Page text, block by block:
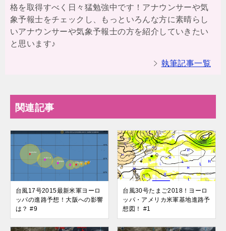
格を取得すべく日々猛勉強中です！アナウンサーや気
象予報士をチェックし、もっといろんな方に素晴らし
いアナウンサーや気象予報士の方を紹介していきたい
と思います♪
執筆記事一覧
関連記事
台風17号2015最新米軍ヨーロ
ッパの進路予想！大阪への影響
は？ #9
台風30号たまご2018！ヨーロ
ッパ・アメリカ米軍基地進路予
想図！ #1